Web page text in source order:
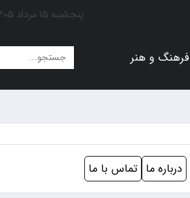
پنجشنبه ۱۵ مرداد ۱۴۰۵
فرهنگ و هنر
درباره ما تماس با ما